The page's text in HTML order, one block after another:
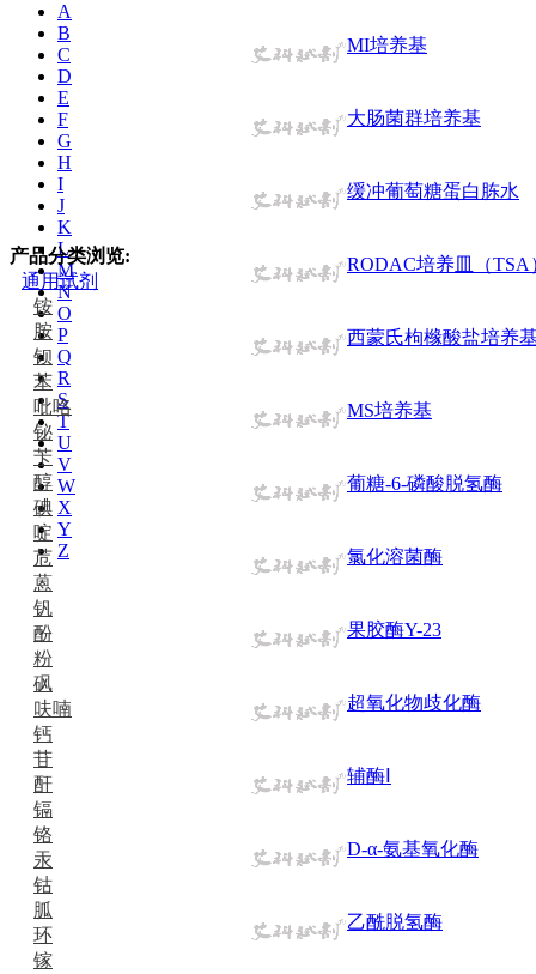
A
B
C
D
E
F
G
H
I
J
K
L
M
N
O
P
Q
R
S
T
U
V
W
X
Y
Z
产品分类浏览:
通用试剂
铵
胺
钡
苯
吡咯
铋
苄
醇
碘
啶
苊
蒽
钒
酚
粉
砜
呋喃
钙
苷
酐
镉
铬
汞
钴
胍
环
镓
MI培养基
大肠菌群培养基
缓冲葡萄糖蛋白胨水
RODAC培养皿（TSA
西蒙氏枸橼酸盐培养
MS培养基
葡糖-6-磷酸脱氢酶
氯化溶菌酶
果胶酶Y-23
超氧化物歧化酶
辅酶Ⅰ
D-α-氨基氧化酶
乙酰脱氢酶